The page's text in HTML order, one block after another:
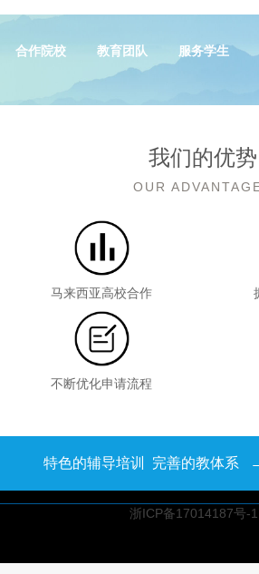
不断优化申请流程
浙ICP备17014187号-1
浙ICP备17014187号-1